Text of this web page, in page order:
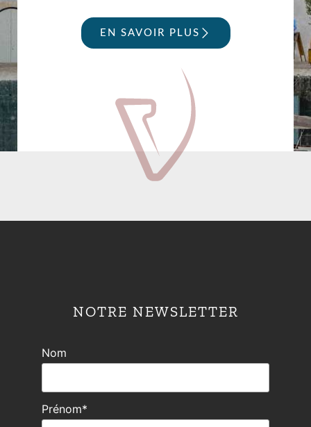
EN SAVOIR PLUS
NOTRE NEWSLETTER
Nom
Prénom*